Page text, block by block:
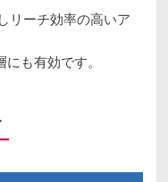
リーチ効率の高いア
も有効です。